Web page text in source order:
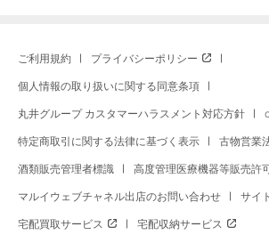
ご利用規約 プライバシーポリシー
個人情報の取り扱いに関する同意条項
丸井グループ カスタマーハラスメント対応方針
特定商取引に関する法律に基づく表示 古物営業
酒類販売管理者標識 高度管理医療機器等販売許
マルイウェブチャネル出店のお問い合わせ サイ
宅配買取サービス 宅配収納サービス